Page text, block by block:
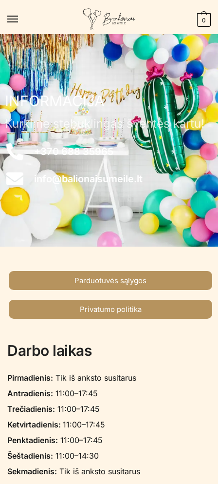
0
INFORMACIJA
Kurkime stebuklingas šventes kartu!
+370 688 35965
info@balionaisumeile.lt
Parduotuvės sąlygos
Privatumo politika
Darbo laikas
Pirmadienis: Tik iš anksto susitarus
Antradienis: 11:00–17:45
Trečiadienis: 11:00–17:45
Ketvirtadienis: 11:00–17:45
Penktadienis: 11:00–17:45
Šeštadienis: 11:00–14:30
Sekmadienis: Tik iš anksto susitarus